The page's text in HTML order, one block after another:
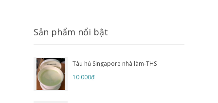
Sản phẩm nổi bật
Tàu hủ Singapore nhà làm-THS
10.000₫